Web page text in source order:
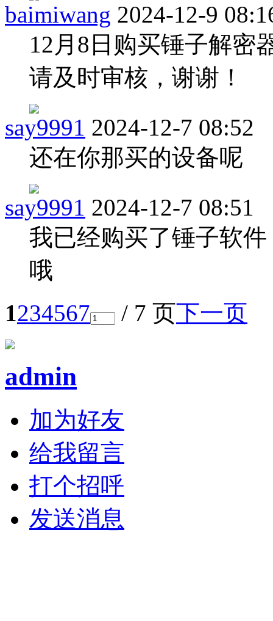
baimiwang 2024-12-9
12月8日购买锤子解密
请及时审核，谢谢！
say9991 2024-12-7 08:52
还在你那买的设备呢
say9991 2024-12-7 08:51
我已经购买了锤子软
哦
1234567 / 7 页下一页
admin
加为好友
给我留言
打个招呼
发送消息